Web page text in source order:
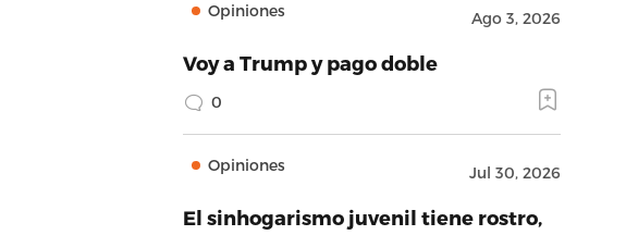
Opiniones Ago 3, 2026
Voy a Trump y pago doble
0
Opiniones Jul 30, 2026
El sinhogarismo juvenil tiene rostro,